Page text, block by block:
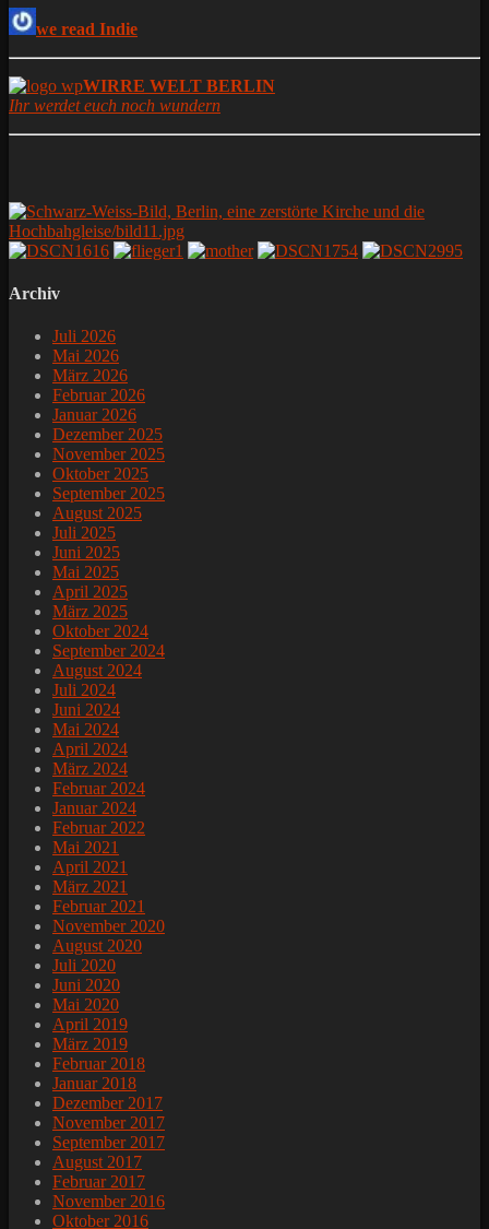
we read Indie
WIRRE WELT BERLIN
Ihr werdet euch noch wundern
Archiv
Juli 2026
Mai 2026
März 2026
Februar 2026
Januar 2026
Dezember 2025
November 2025
Oktober 2025
September 2025
August 2025
Juli 2025
Juni 2025
Mai 2025
April 2025
März 2025
Oktober 2024
September 2024
August 2024
Juli 2024
Juni 2024
Mai 2024
April 2024
März 2024
Februar 2024
Januar 2024
Februar 2022
Mai 2021
April 2021
März 2021
Februar 2021
November 2020
August 2020
Juli 2020
Juni 2020
Mai 2020
April 2019
März 2019
Februar 2018
Januar 2018
Dezember 2017
November 2017
September 2017
August 2017
Februar 2017
November 2016
Oktober 2016